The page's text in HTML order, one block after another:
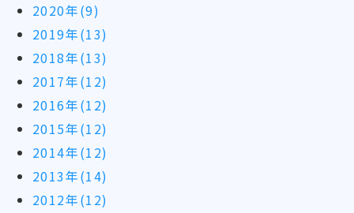
2020年(9)
2019年(13)
2018年(13)
2017年(12)
2016年(12)
2015年(12)
2014年(12)
2013年(14)
2012年(12)